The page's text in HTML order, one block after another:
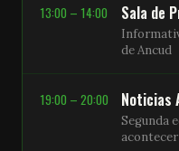
13:00 – 14:00 Sala de
de Ancud
19:00 – 20:00 Noticias
Segunda